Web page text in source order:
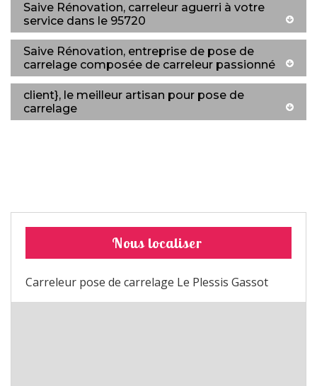
Saive Rénovation, carreleur aguerri à votre
service dans le 95720
Saive Rénovation, entreprise de pose de
carrelage composée de carreleur passionné
client}, le meilleur artisan pour pose de
carrelage
Nous localiser
Carreleur pose de carrelage Le Plessis Gassot